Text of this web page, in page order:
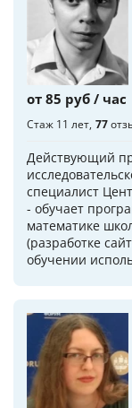
от 85 руб / час
Стаж 11 лет 77
Действующий
специалист
- обучает
математике
(разработке
обучении